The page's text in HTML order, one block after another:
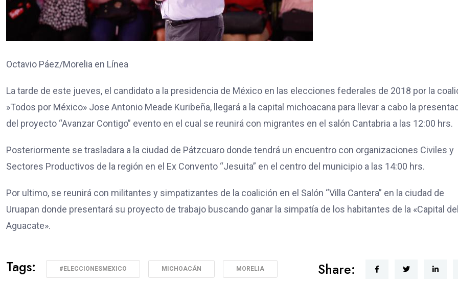
Octavio Páez/Morelia en Línea
La tarde de este jueves, el candidato a la presidencia de México en las elecciones federales de 2018 por la
»Todos por México» Jose Antonio Meade Kuribeña, llegará a la capital michoacana para llevar a cabo la
del proyecto “Avanzar Contigo” evento en el cual se reunirá con migrantes en el salón Cantabria a las 12:00 hrs.
Posteriormente se trasladara a la ciudad de Pátzcuaro donde tendrá un encuentro con organizaciones Civiles y
Sectores Productivos de la región en el Ex Convento “Jesuita” en el centro del municipio a las 14:00 hrs.
Por ultimo, se reunirá con militantes y simpatizantes de la coalición en el Salón “Villa Cantera” en la ciudad de
Uruapan donde presentará su proyecto de trabajo buscando ganar la simpatía de los habitantes de la «Capital
Aguacate».
Tags: #ELECCIONESMEXICO MICHOACÁN MORELIA Share: